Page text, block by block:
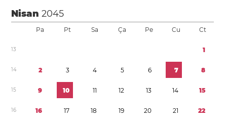
Nisan2045
Pa Pt Sa Ça Pe Cu Ct
13 1
14 2 3 4 5 6 7 8
15 9 10 11 12 13 14 15
16 16 17 18 19 20 21 22